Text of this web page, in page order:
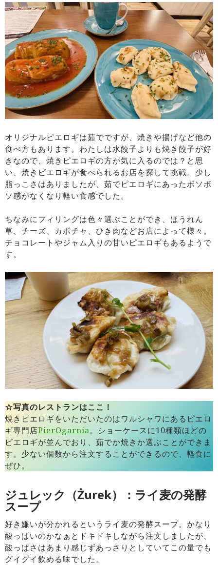
オリジナルピエロギは茹でですが、焼きや揚げなど他の
食べ方もあります。わたしは水餃子よりも焼き餃子が好
きなので、焼きピエロギの方が気に入るのでは？と思
い、焼きピエロギが食べられるお店を探して挑戦。少し
脂っこさはありましたが、茹でピエロギにあったボソボ
ソ感がなくなり軽い食感でした。
ちなみにフィリングは色々選ぶことができ、ほうれん
草、チーズ、カボチャ、ひき肉などお店によって様々。
チョコレートやジャム入りの甘いピエロギもあるようで
す。
☆写真のレストランはここ！
焼きピエロギをいただいたのはワルシャワにあるピエロ
ギ専門店PierOgarnia。ショーケースに10種類ほどの
ピエロギが並んでおり、茹でか焼きか選ぶことができま
す。少ない個数から注文することができるので、軽食に
ぜひ。
ジュレック（Żurek）：ライ麦の発酵
スープ
好き嫌いが分かれるというライ麦の発酵スープ。かなり
酸っぱいのかなぁとドキドキしながら注文しましたが、
酸っぱさはあまり感じずあっさりとしていてこの量でも
グイグイ飲める味でした。